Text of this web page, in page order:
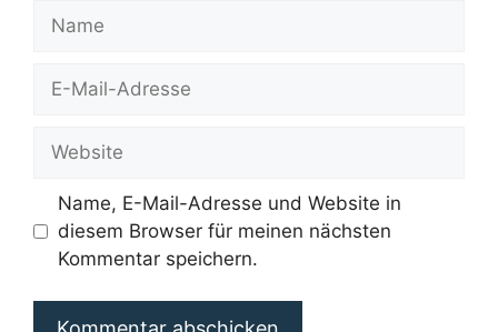
Mail-
Name, E-Mail-Adresse und Website in
diesem Browser für meinen nächsten
Kommentar speichern.